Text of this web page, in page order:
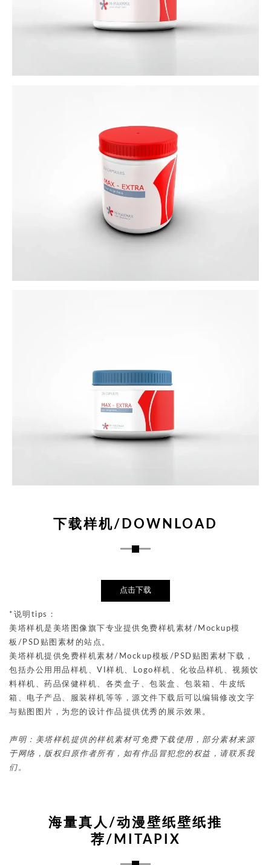
下载样机/DOWNLOAD
点击下载
*说明tips：
美塔样机是美塔图像旗下专业提供免费样机素材/Mockup模
板/PSD贴图素材的站点。
美塔样机提供免费样机素材/Mockup模板/PSD贴图素材下载，
包括办公用用品样机、VI样机、Logo样机、化妆品样机、视频饮
料样机、药品保健样机、各类盒子、包装盒、包装箱、牛皮纸
箱、电子产品、服装样机等等，源文件下载后可以编辑修改文字
与贴图图片，为您的设计作品提供优秀的展示效果。
声明：美塔样机提供的样机素材可免费下载使用，部分素材来源
于网络，版权归原作者所有，如有作品冒犯您的权益，请联系我
们。
海量真人/动漫壁纸壁纸推
荐/MITAPIX